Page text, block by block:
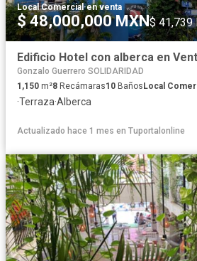
Local Comercial·en venta
$ 48,000,000 MXN$ 41,739
Gonzalo Guerrero SOLIDARIDAD
1,150 m²8 Recámaras10 BañosLocal
·Terraza·Alberca
Actualizado hace 1 mes en Tuportalonline